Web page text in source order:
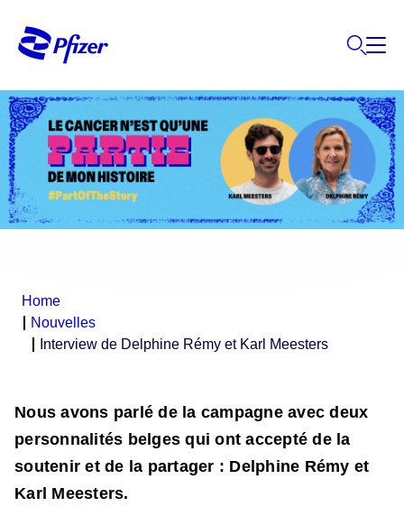
Home
Nouvelles
Interview de Delphine Rémy et Karl Meesters
Nous avons parlé de la campagne avec deux
personnalités belges qui ont accepté de la
soutenir et de la partager : Delphine Rémy et
Karl Meesters.